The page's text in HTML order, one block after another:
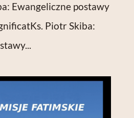
Ewangeliczne postawy
Piotr Skiba: